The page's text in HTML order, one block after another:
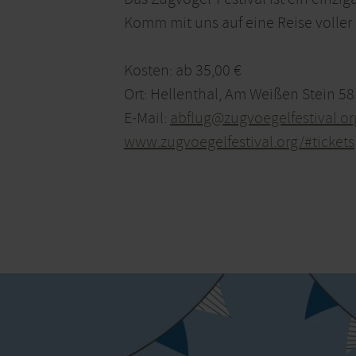
Komm mit uns auf eine Reise
Kosten: ab 35,00 €
Ort: Hellenthal, Am Weißen Stein 58
E-Mail:
www.zugvoegelfestival.org/#tickets